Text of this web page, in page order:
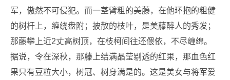
军，傲然不可侵犯。而一茎臂粗的美藤，在他环抱的粗健
的树杆上，缠绕盘附；披散的枝叶，是美藤醉人的秀发；
那藤攀上近2丈高树顶，在枝柯间往还偎依，不尽缠绵。
据说，令在深秋，那藤上结满晶莹剔透的红果，那血色红
果只有豆粒大小，树冠、树身满是的。这是美女与将军爱